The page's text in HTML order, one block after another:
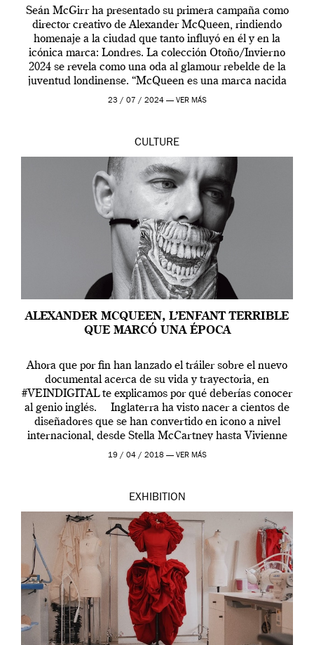
Seán McGirr ha presentado su primera campaña como
director creativo de Alexander McQueen, rindiendo
homenaje a la ciudad que tanto influyó en él y en la
icónica marca: Londres. La colección Otoño/Invierno
2024 se revela como una oda al glamour rebelde de la
juventud londinense. “McQueen es una marca nacida
en Londres y siempre ha […]
23 / 07 / 2024 — VER MÁS
CULTURE
ALEXANDER MCQUEEN, L’ENFANT TERRIBLE
QUE MARCÓ UNA ÉPOCA
Ahora que por fin han lanzado el tráiler sobre el nuevo
documental acerca de su vida y trayectoria, en
#VEINDIGITAL te explicamos por qué deberías conocer
al genio inglés. Inglaterra ha visto nacer a cientos de
diseñadores que se han convertido en icono a nivel
internacional, desde Stella McCartney hasta Vivienne
Westwood pasando […]
19 / 04 / 2018 — VER MÁS
EXHIBITION